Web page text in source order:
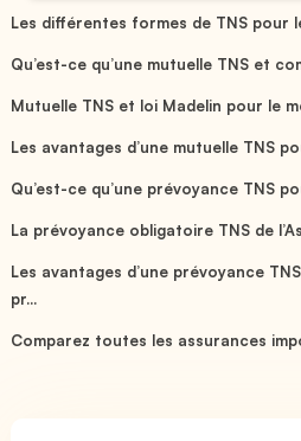
Les différentes formes de TNS pour
Qu’est-ce qu’une mutuelle TNS et
Mutuelle TNS et loi Madelin pour le
Les avantages d’une mutuelle TNS
Qu’est-ce qu’une prévoyance TNS
La prévoyance obligatoire TNS de
Les avantages d’une prévoyance
pr...
Comparez toutes les assurances